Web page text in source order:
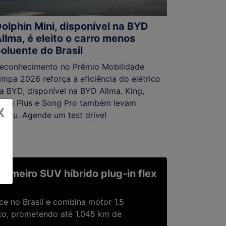
Mini, disponível na BYD
é eleito o carro menos
do Brasil
no Prêmio Mobilidade
2026 reforça a eficiência do elétrico
BYD, disponível na BYD Allma. King,
Song Plus e Song Pro também levam
Agende um test drive!
SUV híbrido plug-in flex
no Brasil e combina motor 1.5
prometendo até 1.045 km de